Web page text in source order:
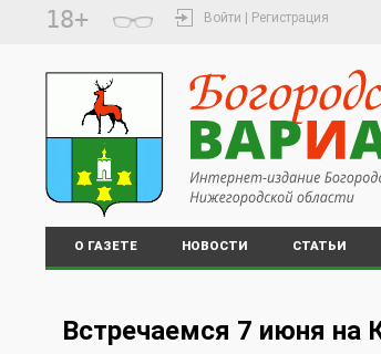
18+ Войти | Регистрация
О ГАЗЕТЕ НОВОСТИ СТАТЬИ
Встречаемся 7 июня на